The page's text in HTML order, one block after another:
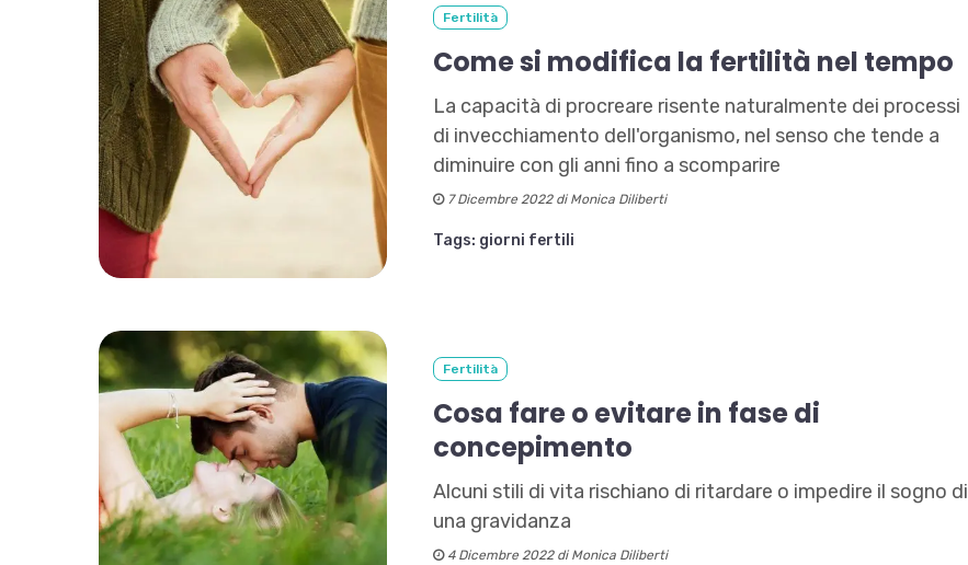
Fertilità
Come si modifica la fertilità nel tempo
La capacità di procreare risente naturalmente dei processi
di invecchiamento dell'organismo, nel senso che tende a
diminuire con gli anni fino a scomparire
7 Dicembre 2022 di Monica Diliberti
Tags: giorni fertili
Fertilità
Cosa fare o evitare in fase di
concepimento
Alcuni stili di vita rischiano di ritardare o impedire il sogno di
una gravidanza
4 Dicembre 2022 di Monica Diliberti